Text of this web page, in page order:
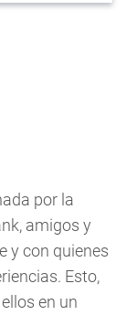
por la
amigos y
y con quienes
Esto,
en un